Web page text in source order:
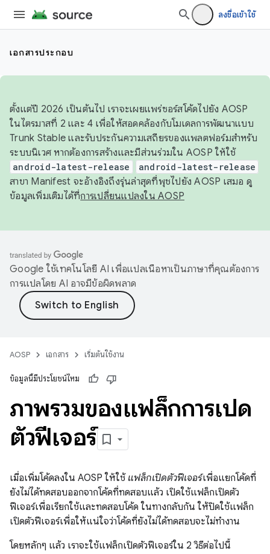
ลงชื่อเข้าใช้
เอกสารประกอบ
ตั้งแต่ปี 2026 เป็นต้นไป เราจะเผยแพร่ซอร์สโค้ดไปยัง AOSP
ในไตรมาสที่ 2 และ 4 เพื่อให้สอดคล้องกับโมเดลการพัฒนาแบบ
Trunk Stable และรับประกันความเสถียรของแพลตฟอร์มสำหรับ
ระบบนิเวศ หากต้องการสร้างและมีส่วนร่วมใน AOSP ให้ใช้
android-latest-release android-latest-release
สาขา Manifest จะอ้างอิงถึงรุ่นล่าสุดที่พุชไปยัง AOSP เสมอ ดู
ข้อมูลเพิ่มเติมได้ที่การเปลี่ยนแปลงใน AOSP
Google ใช้เทคโนโลยี AI เพื่อแปลเนื้อหาเป็นภาษาที่คุณต้องการ
การแปลโดย AI อาจมีข้อผิดพลาด
AOSP เอกสาร เริ่มต้นใช้งาน
ข้อมูลนี้มีประโยชน์ไหม
ภาพรวมของแฟล็กการเปิด
ตัวฟีเจอร์
เมื่อเพิ่มโค้ดลงใน AOSP ให้ใช้ แฟล็กเปิดตัวฟีเจอร์เพื่อแยกโค้ดที่
ยังไม่ได้ทดสอบออกจากโค้ดที่ทดสอบแล้ว เปิดใช้แฟล็กเปิดตัว
ฟีเจอร์เพื่อเรียกใช้และทดสอบโค้ด ในทางกลับกัน ให้ปิดใช้แฟล็ก
เปิดตัวฟีเจอร์เพื่อให้แน่ใจว่าโค้ดที่ยังไม่ได้ทดสอบจะไม่ทำงาน
โดยหลักๆ แล้ว เราจะใช้แฟล็กเปิดตัวฟีเจอร์ใน 2 วิธีต่อไปนี้